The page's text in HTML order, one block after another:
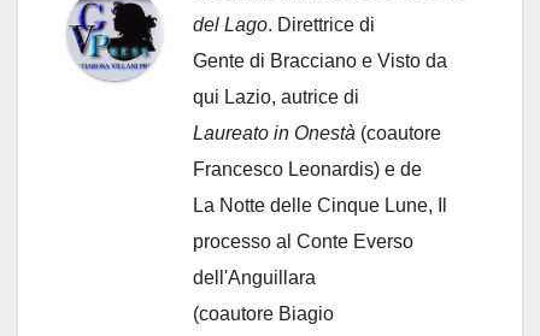
del Lago. Direttrice di
Gente di Bracciano e Visto da
qui Lazio, autrice di
Laureato in Onestà (coautore
Francesco Leonardis) e de
La Notte delle Cinque Lune, Il
processo al Conte Everso
dell'Anguillara
(coautore Biagio